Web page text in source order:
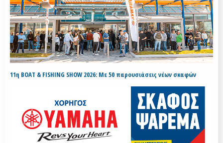
11η BOAT & FISHING SHOW 2026: Με 50 παρουσιάσεις νέων σκαφών